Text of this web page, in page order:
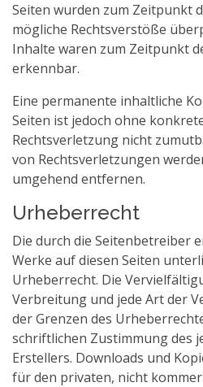
Seiten wurden zum Zeitpunkt
mögliche Rechtsverstöße
Inhalte waren zum Zeitpunkt
erkennbar.
Eine permanente inhaltliche
Seiten ist jedoch ohne
Rechtsverletzung nicht
von Rechtsverletzungen
umgehend entfernen.
Urheberrecht
Die durch die Seitenbetreiber
Werke auf diesen Seiten
Urheberrecht. Die
Verbreitung und jede Art der
der Grenzen des
schriftlichen Zustimmung des
Erstellers. Downloads und
für den privaten, nicht